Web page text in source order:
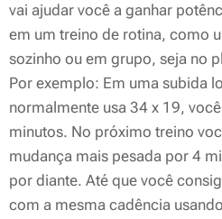
vai ajudar você a ganhar
em um treino de rotina, como
sozinho ou em grupo, seja no
Por exemplo: Em uma subida
normalmente usa 34 x 19,
minutos. No próximo treino
mudança mais pesada por 4
por diante. Até que você
com a mesma cadência